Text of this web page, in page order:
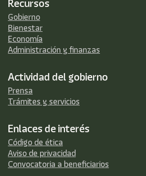
Recursos
Gobierno
Bienestar
Economía
Administración y finanzas
Actividad del gobierno
Prensa
Trámites y servicios
Enlaces de interés
Código de ética
Aviso de privacidad
Convocatoria a beneficiarios